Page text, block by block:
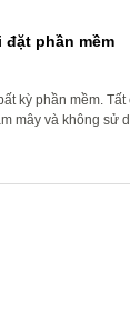
đặt phần mềm
kỳ phần mềm.
mây và không sử